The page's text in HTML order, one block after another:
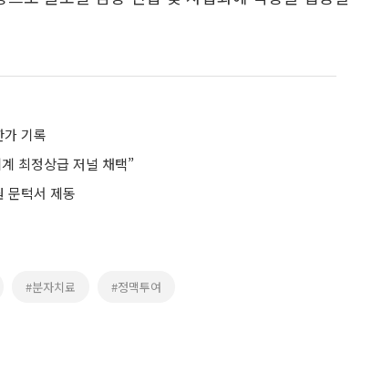
기록
최정상급 저널 채택”
문턱서 제동
#분자치료 #정맥투여